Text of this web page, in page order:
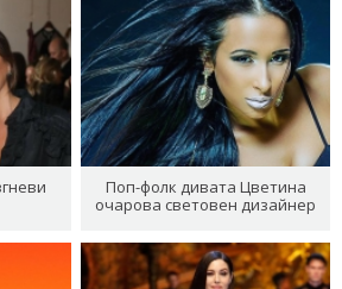
Поп-фолк дивата Цветина
очарова световен дизайнер